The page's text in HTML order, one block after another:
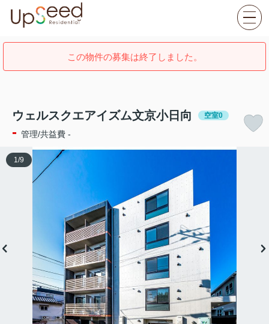
この物件の募集は終了しました。
ウェルスクエアイズム文京小日向 空室0
- 管理/共益費 -
1 /9